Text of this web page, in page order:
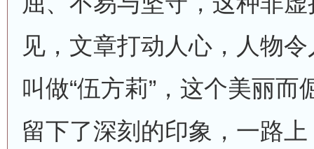
见，文章打动人心，人物
叫做“伍方莉”，这个美丽
留下了深刻的印象，一路